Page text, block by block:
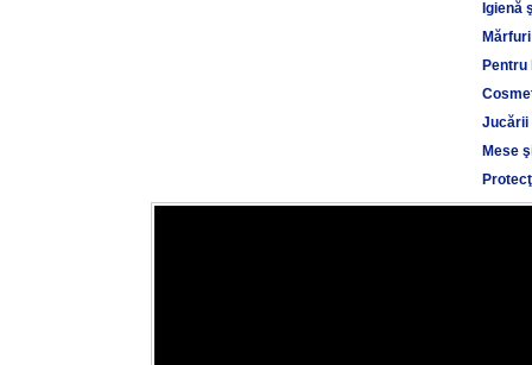
Igienă
Pentru
Jucării
Mese